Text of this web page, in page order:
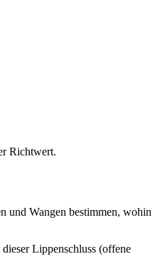
Richtwert.
und Wangen bestimmen, wohin
Lippenschluss (offene